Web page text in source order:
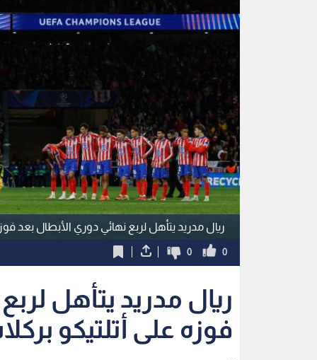
ريال مدريد يتأهل لربع نهائي دوري الأبطال بعد
0
0
ريال مدريد يتأهل
فوزه على أتلتيكو